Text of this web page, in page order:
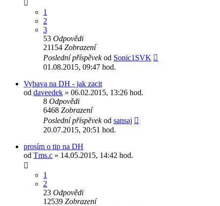
1
2
3
53 Odpovědi
21154 Zobrazení
Poslední příspěvekod Sonic1SVK
01.08.2015, 09:47 hod.
Vybava na DH - jak zacit
od daveedek » 06.02.2015, 13:26 hod.
8 Odpovědi
6468 Zobrazení
Poslední příspěvekod sansaj
20.07.2015, 20:51 hod.
prosím o tip na DH
od Tms.c » 14.05.2015, 14:42 hod.
1
2
23 Odpovědi
12539 Zobrazení